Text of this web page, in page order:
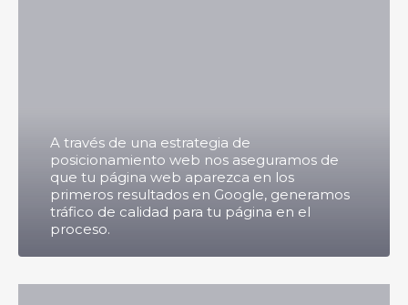
A través de una estrategia de
posicionamiento web nos aseguramos de
que tu página web aparezca en los
primeros resultados en Google, generamos
tráfico de calidad para tu página en el
proceso.